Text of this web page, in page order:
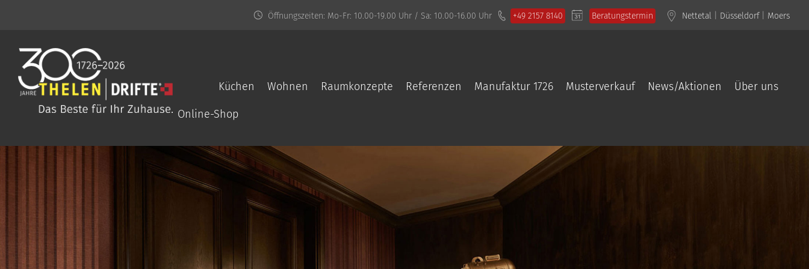
Öffnungszeiten: Mo-Fr: 10.00-19.00 Uhr / Sa: 10.00-16.00 Uhr +49 2157 8140 Beratungstermin Nettetal Düsseldorf| Moers
Küchen Wohnen Raumkonzepte Referenzen Manufaktur 1726 Musterverkauf News/Aktionen Über uns
Online-Shop